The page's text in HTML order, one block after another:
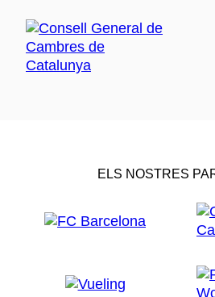
ELS NOSTRES